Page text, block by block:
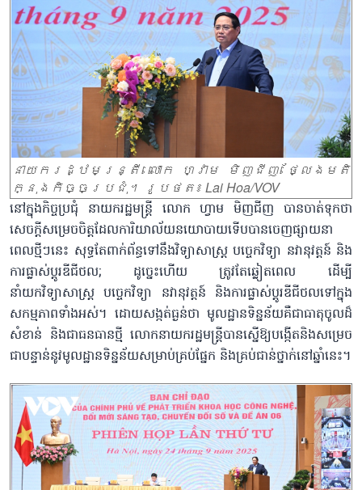
នាយករដ្ឋមន្ត្រី លោក ហ្វាម មិញជីញ ថ្លែងមតិ
ក្នុងកិច្ចប្រជុំ។ រូបថត៖ Lai Hoa/VOV
នៅក្នុងកិច្ចប្រជុំ នាយករដ្ឋមន្ត្រី លោក ហ្វាម មិញជីញ បានចាត់ទុកថា
សេចក្តីសម្រេចចិត្តដែលការិយាល័យនយោបាយទើបបានចេញផ្សាយនា
ពេលថ្មីៗនេះ សុទ្ធតែពាក់ព័ន្ធទៅនឹងវិទ្យាសាស្ត្រ បច្ចេកវិទ្យា នវានុវត្តន៍ និង
ការផ្លាស់ប្តូរឌីជីថល; ដូច្នេះហើយ ត្រូវតែឆ្លៀតពេល ដើម្បី
នាំយកវិទ្យាសាស្ត្រ បច្ចេកវិទ្យា នវានុវត្តន៍ និងការផ្លាស់ប្តូរឌីជីថលទៅក្នុង
សកម្មភាពទាំងអស់។ ដោយសង្កត់ធ្ងន់ថា មូលដ្ឋានទិន្នន័យគឺជាធាតុចូលដ៏
សំខាន់ និងជាធនធានថ្មី លោកនាយករដ្ឋមន្ត្រីបានស្នើឱ្យបង្កើតនិងសម្រេច
ជាបន្ទាន់នូវមូលដ្ឋានទិន្នន័យសម្រាប់គ្រប់ផ្នែក និងគ្រប់ជាន់ថ្នាក់នៅឆ្នាំនេះ។